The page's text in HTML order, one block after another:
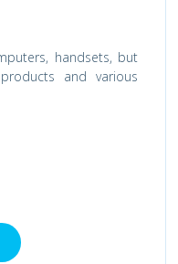
handsets, but
and various